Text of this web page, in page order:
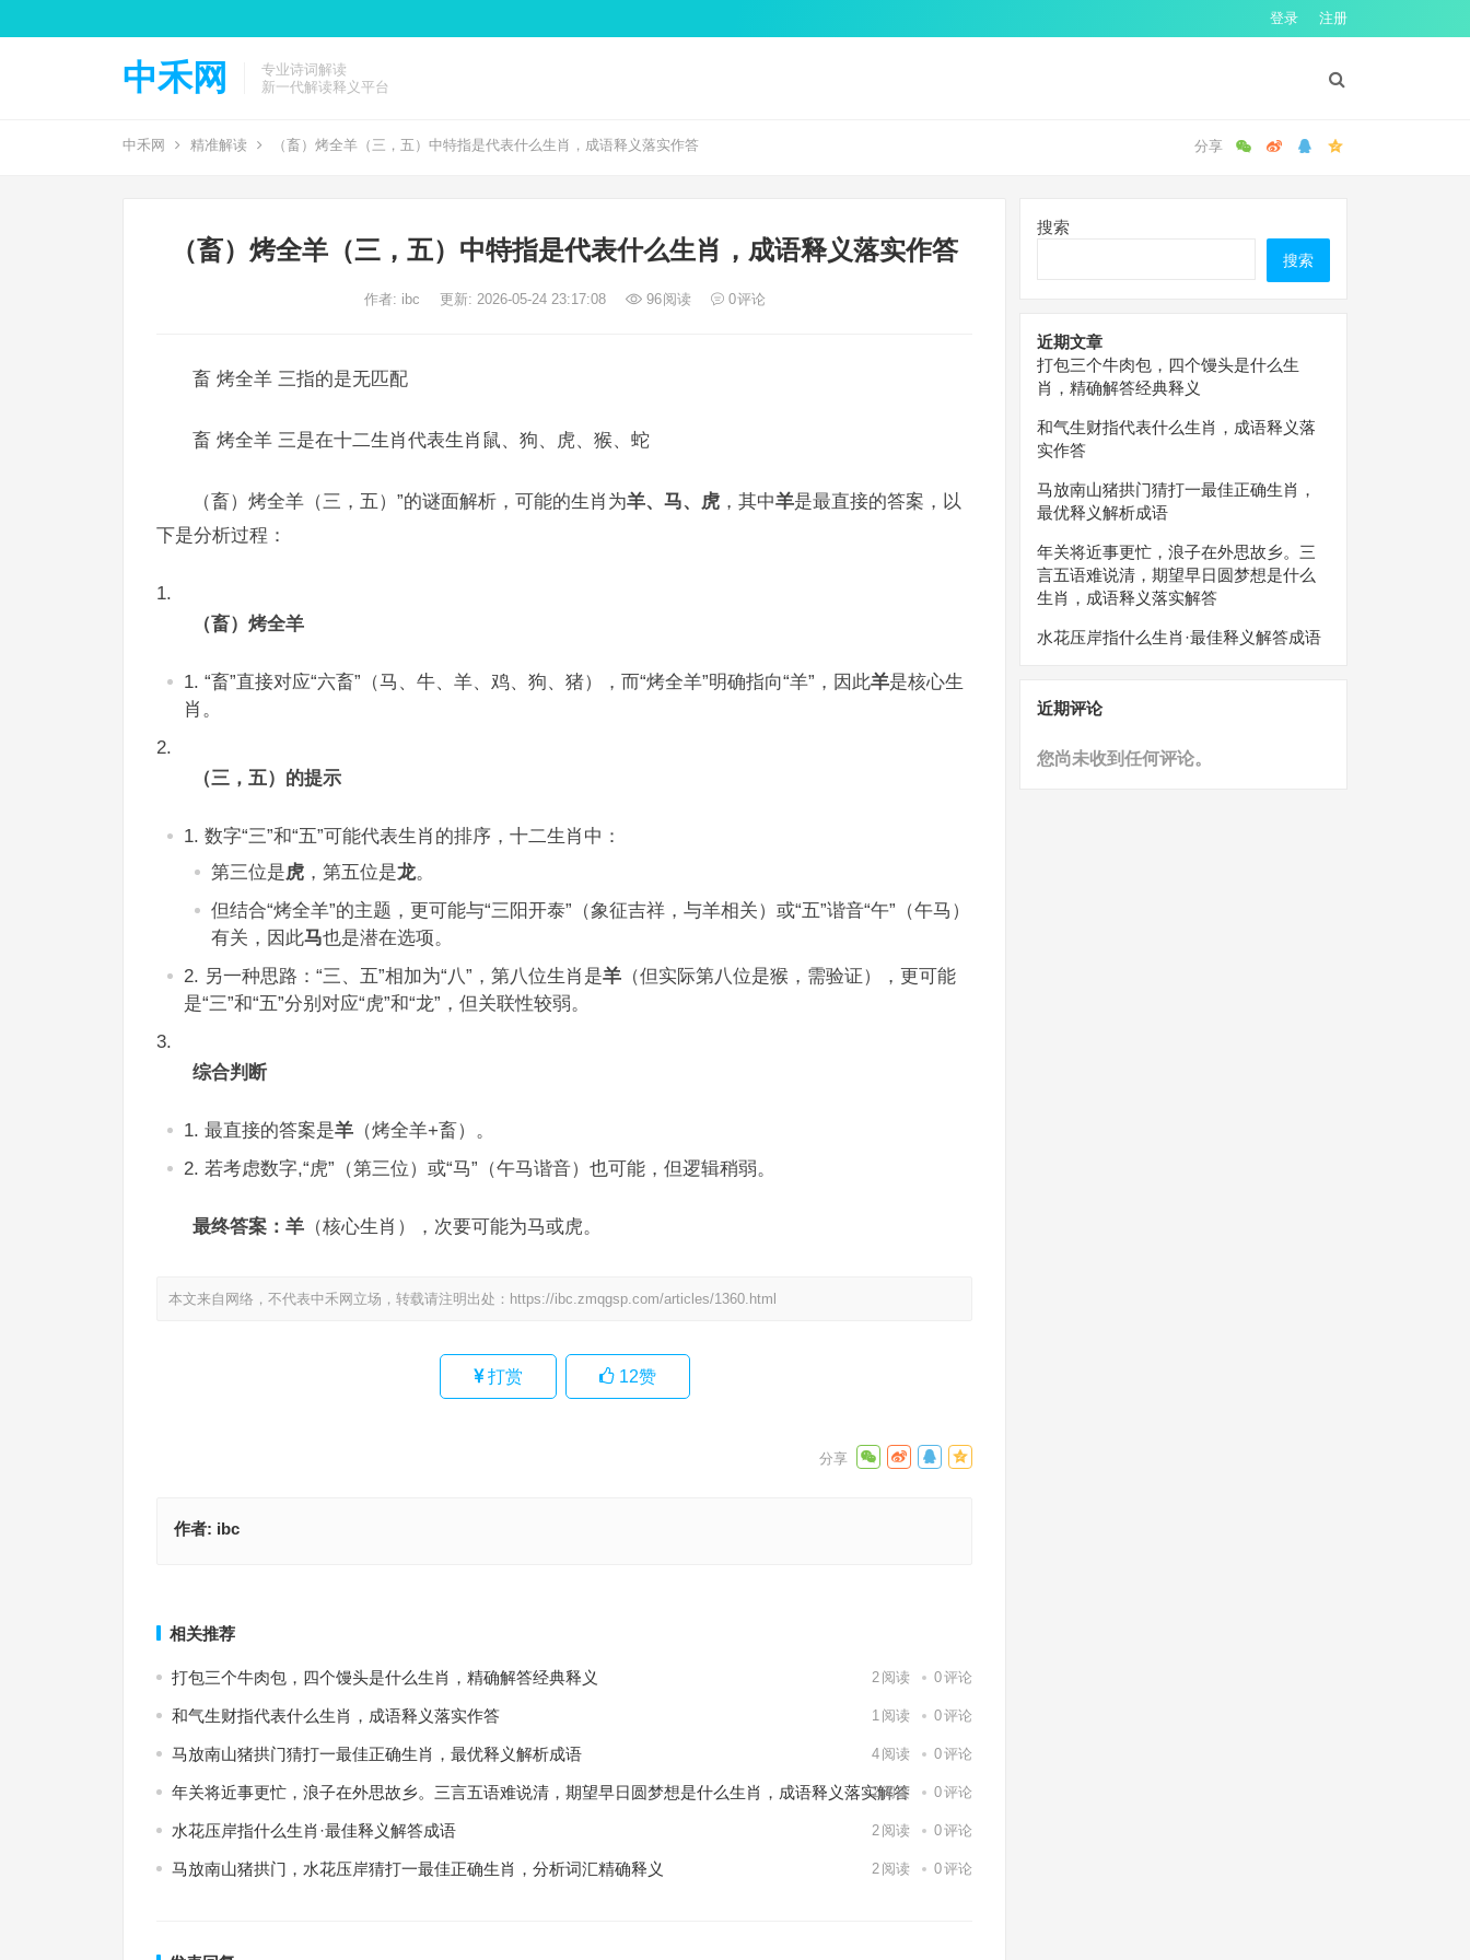
登录 注册
中禾网
专业诗词解读
新一代解读释义平台
中禾网 精准解读 （畜）烤全羊（三，五）中特指是代表什么生肖，成语释义落实作答
（畜）烤全羊（三，五）中特指是代表什么生肖，成语释义落实作答
作者: ibc 更新: 2026-05-24 23:17:08 96阅读 0评论
畜 烤全羊 三指的是无匹配
畜 烤全羊 三是在十二生肖代表生肖鼠、狗、虎、猴、蛇
（畜）烤全羊（三，五）”的谜面解析，可能的生肖为羊、马、虎 ，其中羊是最直接的答案，以
下是分析过程：
（畜）烤全羊
“畜”直接对应“六畜”（马、牛、羊、鸡、狗、猪），而“烤全羊”明确指向“羊”，因此羊是核心生
肖。
（三，五）的提示
数字“三”和“五”可能代表生肖的排序，十二生肖中：
第三位是虎 ，第五位是龙。
但结合“烤全羊”的主题，更可能与“三阳开泰”（象征吉祥，与羊相关）或“五”谐音“午”（午马）
有关，因此马也是潜在选项。
另一种思路：“三、五”相加为“八”，第八位生肖是羊 （但实际第八位是猴，需验证），更可能
是“三”和“五”分别对应“虎”和“龙”，但关联性较弱。
综合判断
最直接的答案是羊 （烤全羊+畜）。
若考虑数字,“虎”（第三位）或“马”（午马谐音）也可能，但逻辑稍弱。
最终答案：羊 （核心生肖），次要可能为马或虎。
本文来自网络，不代表中禾网立场，转载请注明出处： https://ibc.zmqgsp.com/articles/1360.html
打赏 12赞
作者: ibc
相关推荐
打包三个牛肉包，四个馒头是什么生肖，精确解答经典释义 2 阅读 0评论
和气生财指代表什么生肖，成语释义落实作答 1 阅读 0评论
马放南山猪拱门猜打一最佳正确生肖，最优释义解析成语 4 阅读 0评论
年关将近事更忙，浪子在外思故乡。三言五语难说清，期望早日圆梦想是什么生肖，成语释义落实解答
2阅读 0评论
水花压岸指什么生肖·最佳释义解答成语 2 阅读 0评论
马放南山猪拱门，水花压岸猜打一最佳正确生肖，分析词汇精确释义 2 阅读 0评论
搜索
搜索
近期文章
打包三个牛肉包，四个馒头是什么生
肖，精确解答经典释义
和气生财指代表什么生肖，成语释义落
实作答
马放南山猪拱门猜打一最佳正确生肖，
最优释义解析成语
年关将近事更忙，浪子在外思故乡。三
言五语难说清，期望早日圆梦想是什么
生肖，成语释义落实解答
水花压岸指什么生肖·最佳释义解答成语
近期评论
您尚未收到任何评论。